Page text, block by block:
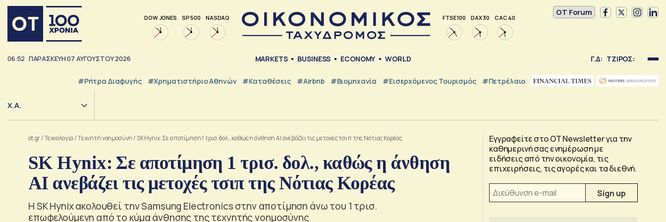
DOW JONES SP 500 NASDAQ FTSE 100 DAX 30 CAC 40
OT Forum
06:52 ΠΑΡΑΣΚΕΥΗ07 ΑΥΓΟΥΣΤΟΥ2026 MARKETS BUSINESS ECONOMY WORLD Γ.Δ: ΤΖΙΡΟΣ:
#ρήτρα Διαφυγής #Χρηματιστήριο Αθηνών #Καταθέσεις #Airbnb #Βιομηχανία #εισερχόμενος Τουρισμός #Πετρέλαιο
Χ.Α.
ot.gr/Τεχνολογία /Tεχνητή νοημοσύνη / SK Hynix: Σε αποτίμηση 1 τρισ. δολ., καθώς η άνθηση ΑΙ ανεβάζει τις μετοχές τσιπ της Νότιας Κορέας
SK Hynix: Σε αποτίμηση 1 τρισ. δολ., καθώς η άνθηση
ΑΙ ανεβάζει τις μετοχές τσιπ της Νότιας Κορέας
Η SK Hynix ακολουθεί την Samsung Electronics στην αποτίμηση άνω του 1 τρισ.
επωφελούμενη από το κύμα άνθησης της τεχνητής νοημοσύνης
Εγγραφείτε στο OT Newsletter για την
καθημερινή σας ενημέρωση με
ειδήσεις από την οικονομία, τις
επιχειρήσεις, τις αγορές και τα διεθνή.